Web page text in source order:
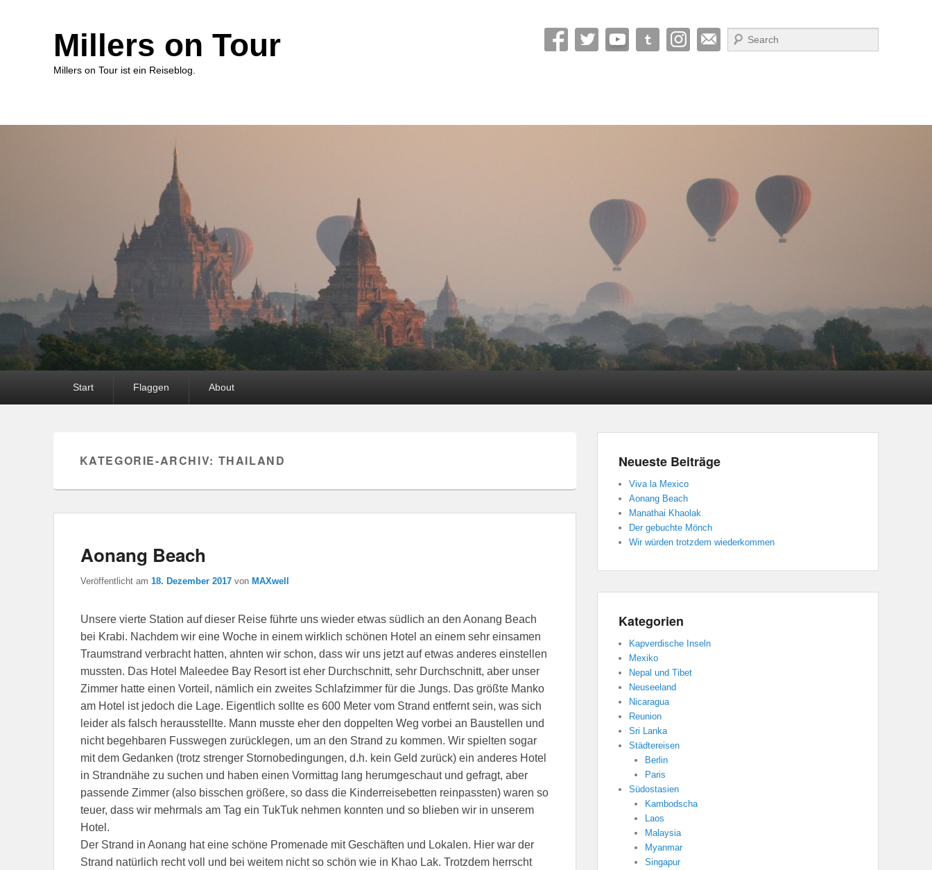
Millers on Tour
Millers on Tour ist ein Reiseblog.
Suche
Start Flaggen About
KATEGORIE-ARCHIV: THAILAND
Aonang Beach
Veröffentlicht am 18. Dezember 2017 von MAXwell
Unsere vierte Station auf dieser Reise führte uns wieder etwas südlich an den Aonang Beach
bei Krabi. Nachdem wir eine Woche in einem wirklich schönen Hotel an einem sehr einsamen
Traumstrand verbracht hatten, ahnten wir schon, dass wir uns jetzt auf etwas anderes einstellen
mussten. Das Hotel Maleedee Bay Resort ist eher Durchschnitt, sehr Durchschnitt, aber unser
Zimmer hatte einen Vorteil, nämlich ein zweites Schlafzimmer für die Jungs. Das größte Manko
am Hotel ist jedoch die Lage. Eigentlich sollte es 600 Meter vom Strand entfernt sein, was sich
leider als falsch herausstellte. Mann musste eher den doppelten Weg vorbei an Baustellen und
nicht begehbaren Fusswegen zurücklegen, um an den Strand zu kommen. Wir spielten sogar
mit dem Gedanken (trotz strenger Stornobedingungen, d.h. kein Geld zurück) ein anderes Hotel
in Strandnähe zu suchen und haben einen Vormittag lang herumgeschaut und gefragt, aber
passende Zimmer (also bisschen größere, so dass die Kinderreisebetten reinpassten) waren so
teuer, dass wir mehrmals am Tag ein TukTuk nehmen konnten und so blieben wir in unserem
Hotel.
Der Strand in Aonang hat eine schöne Promenade mit Geschäften und Lokalen. Hier war der
Strand natürlich recht voll und bei weitem nicht so schön wie in Khao Lak. Trotzdem herrscht
Neueste Beiträge
Viva la Mexico
Aonang Beach
Manathai Khaolak
Der gebuchte Mönch
Wir würden trotzdem wiederkommen
Kategorien
Kapverdische Inseln
Mexiko
Nepal und Tibet
Neuseeland
Nicaragua
Reunion
Sri Lanka
Städtereisen
Berlin
Paris
Südostasien
Kambodscha
Laos
Malaysia
Myanmar
Singapur